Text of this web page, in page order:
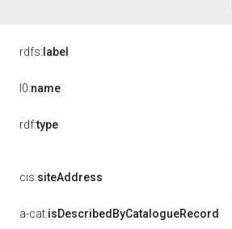
rdfs: label
l0:name
rdf:type
cis:siteAddress
a-cat:isDescribedByCatalogueRecord